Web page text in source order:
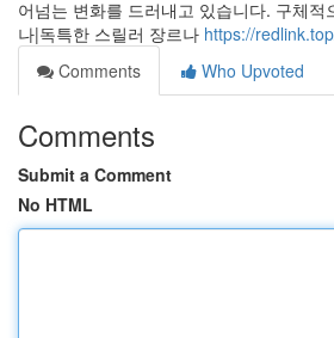
어넘는 변화를 드러내고 있습니다. 구체적
나|독특한 스릴러 장르나 https://
Comments
Who Upvoted
Comments
Submit a Comment
No HTML